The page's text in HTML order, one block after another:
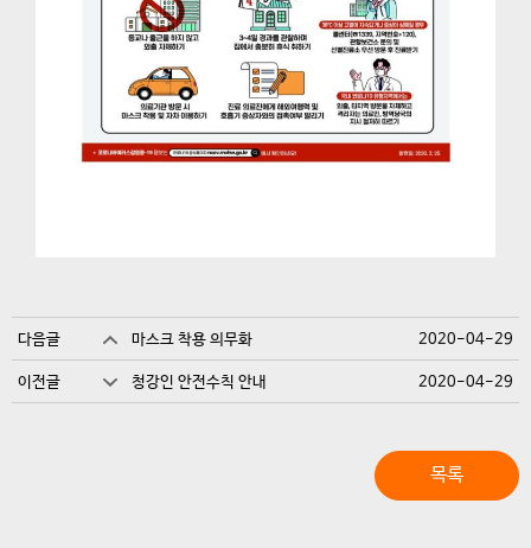
다음글 마스크 착용 의무화 2020-04-29
이전글 청강인 안전수칙 안내 2020-04-29
목록